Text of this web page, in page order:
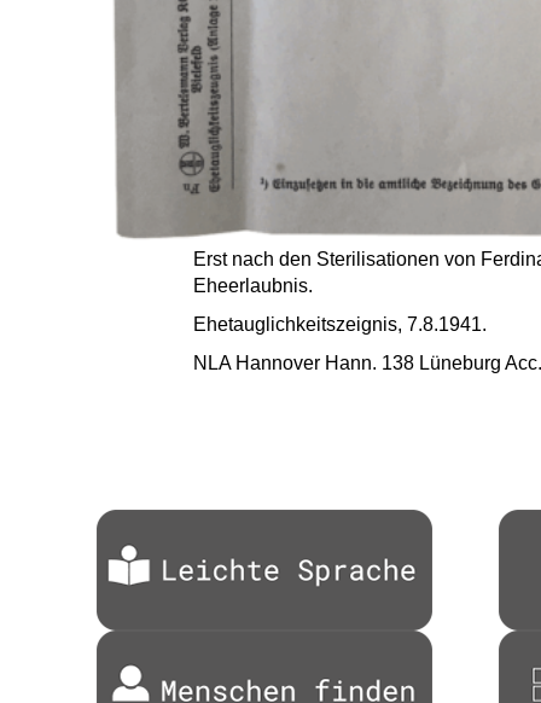
Erst nach den Sterilisationen von
Eheerlaubnis.
Ehetauglichkeitszeignis, 7.8.1941.
NLA Hannover Hann. 138 Lüneburg